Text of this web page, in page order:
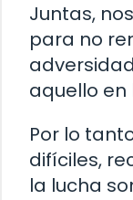
Juntas,
para no
aquello en
Por lo
difíciles,
la lucha